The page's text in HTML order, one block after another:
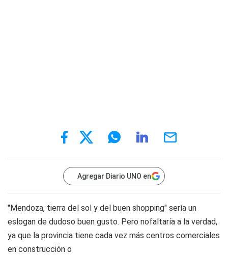
Agregar Diario UNO en
"Mendoza, tierra del sol y del buen shopping" sería un
eslogan de dudoso buen gusto. Pero nofaltaría a la verdad,
ya que la provincia tiene cada vez más centros comerciales
en construcción o